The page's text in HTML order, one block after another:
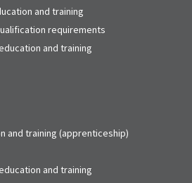
and training
requirements
and training
and training (apprenticeship)
and training